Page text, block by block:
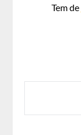
Tem de